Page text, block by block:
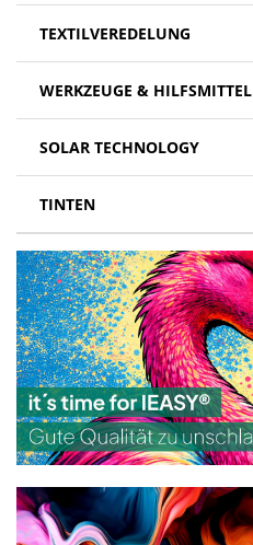
TEXTILVEREDELUNG
WERKZEUGE & HILFSMITTEL
SOLAR TECHNOLOGY
TINTEN